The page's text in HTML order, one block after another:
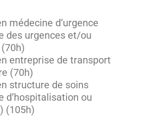
médecine d’urgence
des urgences et/ou
(70h)
entreprise de transport
(70h)
structure de soins
d’hospitalisation ou
(105h)